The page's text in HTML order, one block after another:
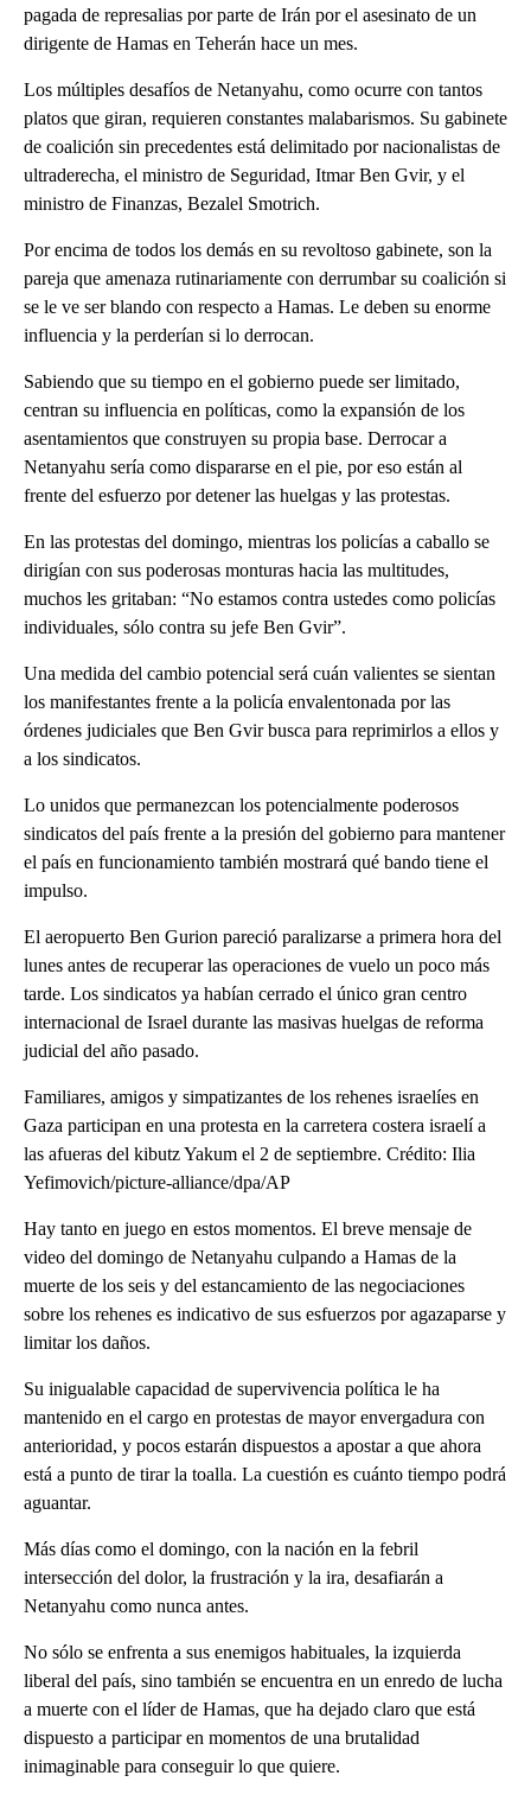
pagada de represalias por parte de Irán por el asesinato de un
dirigente de Hamas en Teherán hace un mes.
Los múltiples desafíos de Netanyahu, como ocurre con tantos
platos que giran, requieren constantes malabarismos. Su gabinete
de coalición sin precedentes está delimitado por nacionalistas de
ultraderecha, el ministro de Seguridad, Itmar Ben Gvir, y el
ministro de Finanzas, Bezalel Smotrich.
Por encima de todos los demás en su revoltoso gabinete, son la
pareja que amenaza rutinariamente con derrumbar su coalición si
se le ve ser blando con respecto a Hamas. Le deben su enorme
influencia y la perderían si lo derrocan.
Sabiendo que su tiempo en el gobierno puede ser limitado,
centran su influencia en políticas, como la expansión de los
asentamientos que construyen su propia base. Derrocar a
Netanyahu sería como dispararse en el pie, por eso están al
frente del esfuerzo por detener las huelgas y las protestas.
En las protestas del domingo, mientras los policías a caballo se
dirigían con sus poderosas monturas hacia las multitudes,
muchos les gritaban: “No estamos contra ustedes como policías
individuales, sólo contra su jefe Ben Gvir”.
Una medida del cambio potencial será cuán valientes se sientan
los manifestantes frente a la policía envalentonada por las
órdenes judiciales que Ben Gvir busca para reprimirlos a ellos y
a los sindicatos.
Lo unidos que permanezcan los potencialmente poderosos
sindicatos del país frente a la presión del gobierno para mantener
el país en funcionamiento también mostrará qué bando tiene el
impulso.
El aeropuerto Ben Gurion pareció paralizarse a primera hora del
lunes antes de recuperar las operaciones de vuelo un poco más
tarde. Los sindicatos ya habían cerrado el único gran centro
internacional de Israel durante las masivas huelgas de reforma
judicial del año pasado.
Familiares, amigos y simpatizantes de los rehenes israelíes en
Gaza participan en una protesta en la carretera costera israelí a
las afueras del kibutz Yakum el 2 de septiembre. Crédito: Ilia
Yefimovich/picture-alliance/dpa/AP
Hay tanto en juego en estos momentos. El breve mensaje de
video del domingo de Netanyahu culpando a Hamas de la
muerte de los seis y del estancamiento de las negociaciones
sobre los rehenes es indicativo de sus esfuerzos por agazaparse y
limitar los daños.
Su inigualable capacidad de supervivencia política le ha
mantenido en el cargo en protestas de mayor envergadura con
anterioridad, y pocos estarán dispuestos a apostar a que ahora
está a punto de tirar la toalla. La cuestión es cuánto tiempo podrá
aguantar.
Más días como el domingo, con la nación en la febril
intersección del dolor, la frustración y la ira, desafiarán a
Netanyahu como nunca antes.
No sólo se enfrenta a sus enemigos habituales, la izquierda
liberal del país, sino también se encuentra en un enredo de lucha
a muerte con el líder de Hamas, que ha dejado claro que está
dispuesto a participar en momentos de una brutalidad
inimaginable para conseguir lo que quiere.